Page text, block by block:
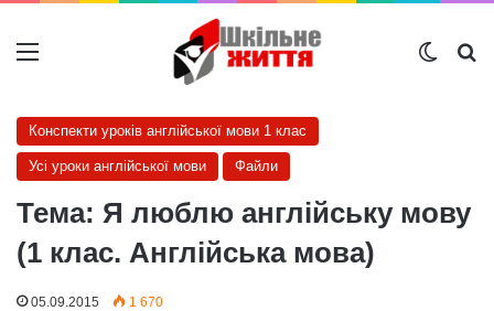
Меню
Конспекти уроків англійської мови 1 клас
Усі уроки англійської мови Файли
Тема: Я люблю англійську мову
(1 клас. Англійська мова)
05.09.2015 1 670